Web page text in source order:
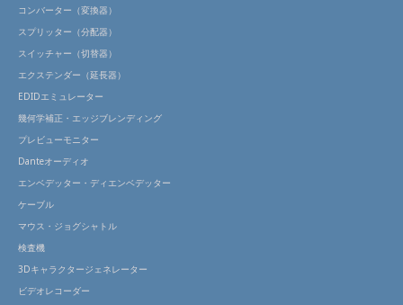
コンバーター（変換器）
スプリッター（分配器）
スイッチャー（切替器）
エクステンダー（延長器）
EDIDエミュレーター
幾何学補正・エッジブレンディング
プレビューモニター
Danteオーディオ
エンベデッター・ディエンベデッター
ケーブル
マウス・ジョグシャトル
検査機
3Dキャラクタージェネレーター
ビデオレコーダー